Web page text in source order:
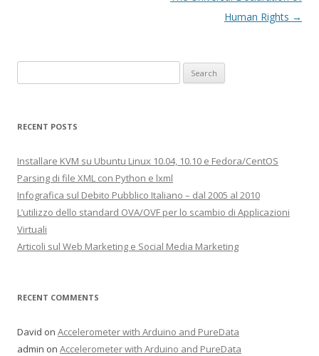
Human Rights →
RECENT POSTS
Installare KVM su Ubuntu Linux 10.04, 10.10 e Fedora/CentOS
Parsing di file XML con Python e lxml
Infografica sul Debito Pubblico Italiano – dal 2005 al 2010
L’utilizzo dello standard OVA/OVF per lo scambio di Applicazioni
Virtuali
Articoli sul Web Marketing e Social Media Marketing
RECENT COMMENTS
David on Accelerometer with Arduino and PureData
admin on Accelerometer with Arduino and PureData